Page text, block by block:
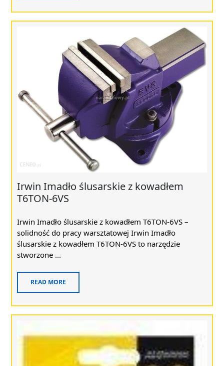
Irwin Imadło ślusarskie z kowadłem
T6TON-6VS
Irwin Imadło ślusarskie z kowadłem T6TON-6VS –
solidność do pracy warsztatowej Irwin Imadło
ślusarskie z kowadłem T6TON-6VS to narzędzie
stworzone ...
READ MORE